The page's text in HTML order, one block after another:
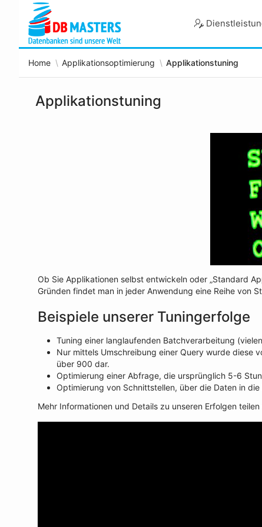
Content
Home Applikationsoptimierung Applikationstuning
Applikationstuning
Ob Sie Applikationen selbst entwickeln oder „Standard
Gründen findet man in jeder Anwendung eine Reihe von
Beispiele unserer Tuningerfolge
Tuning einer langlaufenden Batchverarbeitung
Nur mittels Umschreibung einer Query wurde diese
über 900 dar.
Optimierung einer Abfrage, die ursprünglich 5-6
Optimierung von Schnittstellen, über die Daten in
Mehr Informationen und Details zu unseren Erfolgen